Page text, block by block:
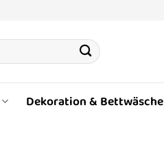
Dekoration & Bettwäsche